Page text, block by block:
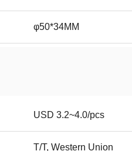
φ50*34MM
USD 3.2~4.0/pcs
T/T, Western Union